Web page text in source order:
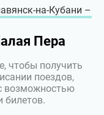
на-Кубани –
Пера
чтобы получить
поездов,
возможностью
билетов.